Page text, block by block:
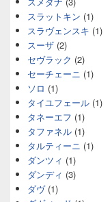
スラットキン (1)
スラヴェンスキ (1)
スーザ (2)
セヴラック (2)
セーチェーニ (1)
ソロ (1)
タイユフェール (1)
タネーエフ (1)
タファネル (1)
タルティーニ (1)
ダンツィ (1)
ダンディ (3)
ダヴ(1)